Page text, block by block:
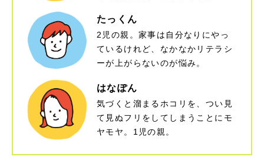
たっくん
2児の親。家事は自分なりにやっ
ているけれど、なかなかリテラシ
ーが上がらないのが悩み。​
はなぽん
気づくと溜まるホコリを、つい見
て見ぬフリをしてしまうことにモ
ヤモヤ。1児の親。​